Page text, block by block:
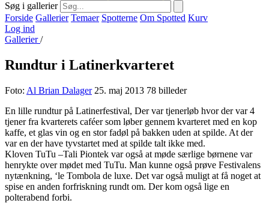
Søg i gallerier
Forside Gallerier Temaer Spotterne Om Spotted Kurv
Log ind
Gallerier/
Rundtur i Latinerkvarteret
Foto: Al Brian Dalager 25. maj 2013 78 billeder
En lille rundtur på Latinerfestival, Der var tjenerløb hvor der var 4
tjener fra kvarterets caféer som løber gennem kvarteret med en kop
kaffe, et glas vin og en stor fadøl på bakken uden at spilde. At der
var en der have tyvstartet med at spilde talt ikke med.
Kloven TuTu –Tali Piontek var også at møde særlige børnene var
henrykte over mødet med TuTu. Man kunne også prøve Festivalens
nytænkning, ‘le Tombola de luxe. Det var også muligt at få noget at
spise en anden forfriskning rundt om. Der kom også lige en
polterabend forbi.